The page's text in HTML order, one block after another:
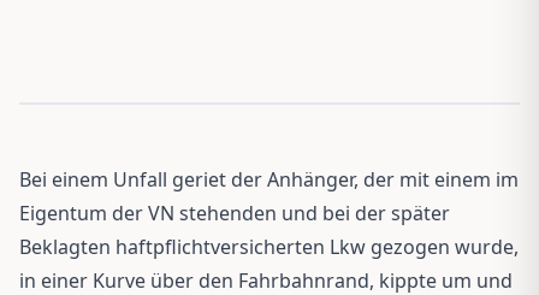
Bei einem Unfall geriet der Anhänger, der mit einem im
Eigentum der VN stehenden und bei der später
Beklagten haftpflichtversicherten Lkw gezogen wurde,
in einer Kurve über den Fahrbahnrand, kippte um und